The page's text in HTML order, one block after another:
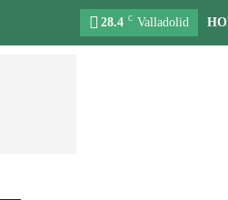
28.4 C Valladolid